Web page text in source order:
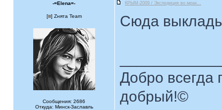
-=Elena=- КРЫМ-2009 / Экспедиция во мрак...
[ ] Zнята Team
Сообщения: 2686
Откуда: Минск-Заславль
Сюда
Добро всегда
добрый!©